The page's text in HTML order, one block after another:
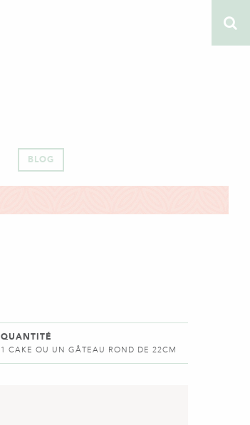
BLOG
QUANTITÉ
1 CAKE OU UN GÂTEAU ROND DE 22CM